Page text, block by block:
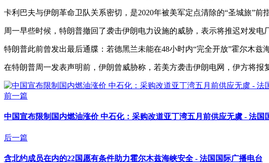
卡利巴夫与伊朗革命卫队关系密切，是2020年被美军定点清除的“圣城旅”前
周一早些时候，特朗普撤回了袭击伊朗电力设施的威胁，表示将推迟对发电
特朗普此前曾发出最后通牒：若德黑兰未能在48小时内“完全开放”霍尔木
在特朗普周一发表声明前，伊朗曾威胁称，若美方袭击伊朗电网，伊方将报
前一篇
中国宣布限制国内燃油涨价 中石化：采购改道亚丁湾五月前供应无虞 - 法国
后一篇
含北约成员在内的22国愿有条件助力霍尔木兹海峡安全 - 法国国际广播电台